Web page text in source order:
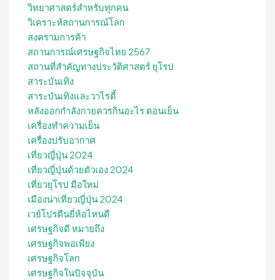
วิทยาศาสตร์สำหรับทุกคน
วิเคราะห์สถานการณ์โลก
สงครามการค้า
สถานการณ์เศรษฐกิจไทย 2567
สถานที่สําคัญทางประวัติศาสตร์ ยุโรป
สาระบันเทิง
สาระบันเทิงและวาไรตี้
หลังออกกําลังกายควรกินอะไร ตอนเย็น
เครื่องทำความเย็น
เครื่องปรับอากาศ
เที่ยวญี่ปุ่น 2024
เที่ยวญี่ปุ่นด้วยตัวเอง 2024
เที่ยวยุโรป มือใหม่
เมืองน่าเที่ยวญี่ปุ่น 2024
เวย์โปรตีนยี่ห้อไหนดี
เศรษฐกิจดี หมายถึง
เศรษฐกิจพอเพียง
เศรษฐกิจโลก
เศรษฐกิจในปัจจุบัน